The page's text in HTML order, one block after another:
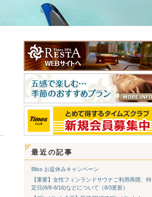
最近の記事
Bliss お盆休みキャンペーン
【重要】女性フィンランドサウナご利用再開、特
定日(8/8-8/16)などについて（8/3更新）